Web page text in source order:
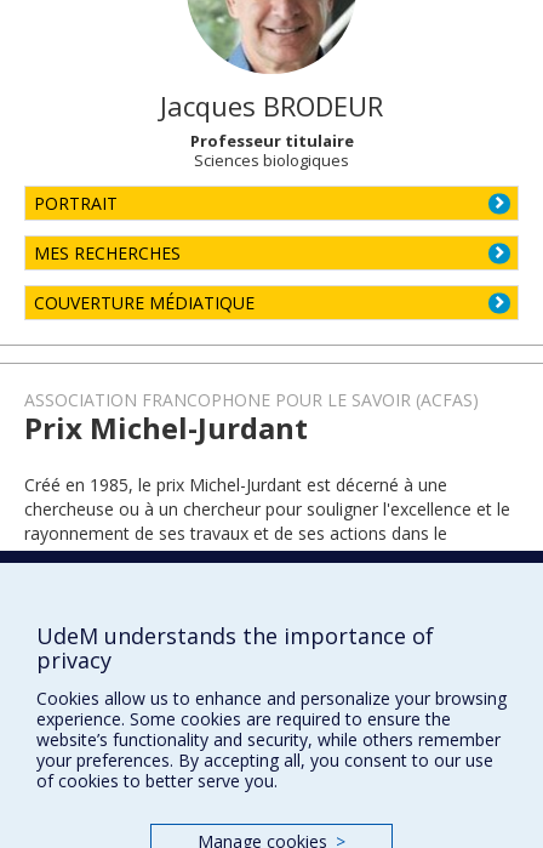
Jacques BRODEUR
Professeur titulaire
Sciences biologiques
PORTRAIT
MES RECHERCHES
COUVERTURE MÉDIATIQUE
ASSOCIATION FRANCOPHONE POUR LE SAVOIR (ACFAS)
Prix Michel-Jurdant
Créé en 1985, le prix Michel-Jurdant est décerné à une
chercheuse ou à un chercheur pour souligner l'excellence et le
rayonnement de ses travaux et de ses actions dans le
domaine des sciences de l’environnement.
UdeM understands the importance of
privacy
Cookies allow us to enhance and personalize your browsing
experience. Some cookies are required to ensure the
website’s functionality and security, while others remember
your preferences. By accepting all, you consent to our use
of cookies to better serve you.
Manage cookies >